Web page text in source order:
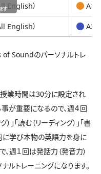
English） A1
English） A2
す
Soundのパーソナルトレ
業時間は30分に設定され
が重要になるので、週４回
」「読む（リーディング）」「書
に学び本物の英語力を身に
週１回は発話力（発音力）
ルトレーニングになります。